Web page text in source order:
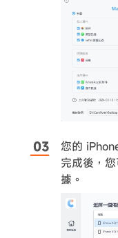
您的
完成後，
據。